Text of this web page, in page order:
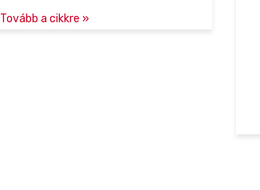
Tovább a cikkre »